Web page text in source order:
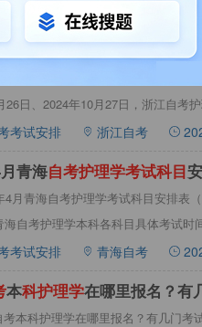
考试安排 河北自考
月浙江自考护理学考试科目
10月浙江自考本科护理学考试科目
26日、2024年10月27日，浙江自考
考试安排 浙江自考
青海自考护理学考试科目
4月青海自考护理学考试科目安排表
海自考护理学本科各科目具体考试时
考试安排 青海自考
本科护理学在哪里报名？有
本科护理学在哪里报名？有几门考